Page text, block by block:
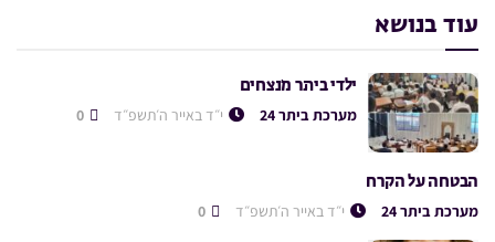
עוד בנושא
ילדי ביתר מנצחים
מערכת ביתר 24 י״ד באייר ה׳תשפ״ד
הבטחה על הקרח
מערכת ביתר 24 י״ד באייר ה׳תשפ״ד